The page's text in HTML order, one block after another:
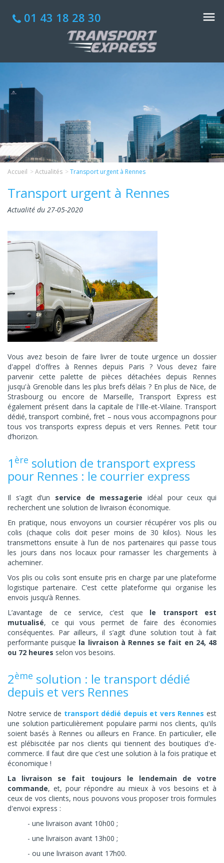
01 43 18 28 30
Accueil Actualités Transport urgent à Rennes
Transport urgent à Rennes
Actualité du 27-05-2020
Vous avez besoin de faire livrer de toute urgence un dossier
d'appel d'offres à Rennes depuis Paris ? Vous devez faire
parvenir cette palette de pièces détachées depuis Rennes
jusqu'à Grenoble dans les plus brefs délais ? En plus de Nice, de
Strasbourg ou encore de Marseille, Transport Express est
également présent dans la capitale de l'Ille-et-Vilaine. Transport
dédié, transport combiné, fret – nous vous accompagnons pour
tous vos transports express depuis et vers Rennes. Petit tour
d’horizon.
1 ère solution de transport express
pour Rennes : le courrier express
Il s’agit d’un service de messagerie idéal pour ceux qui
recherchent une solution de livraison économique.
En pratique, nous envoyons un coursier récupérer vos plis ou
colis (chaque colis doit peser moins de 30 kilos). Nous les
transmettons ensuite à l’un de nos partenaires qui passe tous
les jours dans nos locaux pour ramasser les chargements à
acheminer.
Vos plis ou colis sont ensuite pris en charge par une plateforme
logistique partenaire. C’est cette plateforme qui organise les
envois jusqu’à Rennes.
L’avantage de ce service, c’est que le transport est
mutualisé, ce qui vous permet de faire des économies
conséquentes. Par ailleurs, il s’agit d’une solution tout à fait
performante puisque la livraison à Rennes se fait en 24, 48
ou 72 heures selon vos besoins.
2ème solution : le transport dédié
depuis et vers Rennes
Notre service de transport dédié depuis et vers Rennes est
une solution particulièrement populaire parmi nos clients, qu'ils
soient basés à Rennes ou ailleurs en France. En particulier, elle
est plébiscitée par nos clients qui tiennent des boutiques d'e-
commerce. Il faut dire que c’est une solution à la fois pratique et
économique !
La livraison se fait toujours le lendemain de votre
commande, et, pour répondre au mieux à vos besoins et à
ceux de vos clients, nous pouvons vous proposer trois formules
d'envoi express :
- une livraison avant 10h00 ;
- une livraison avant 13h00 ;
- ou une livraison avant 17h00.